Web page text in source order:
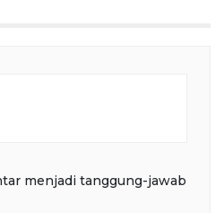
menjadi tanggung-jawab